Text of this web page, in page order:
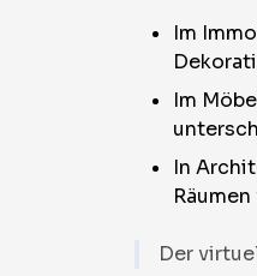
Im
Im
In
Der